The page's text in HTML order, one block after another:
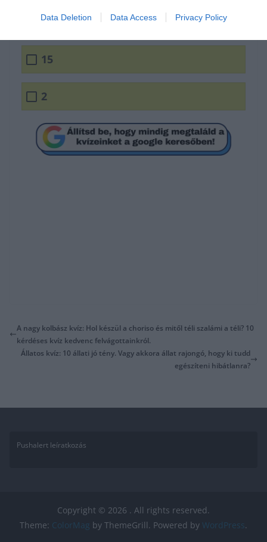
Data Deletion Data Access Privacy Policy
17
15
2
A nagy kolbász kvíz: Hol készül a choriso és mitől téli szalámi a téli? 10
kérdéses kvíz kedvenc felvágottainkról.
Állatos kvíz: 10 állati jó tény. Vagy akkora állat rajongó, hogy ki tudd
egészíteni hibátlanra?
Pushalert leíratkozás
Copyright © 2026 . All rights reserved.
Theme: ColorMag by ThemeGrill. Powered by WordPress.